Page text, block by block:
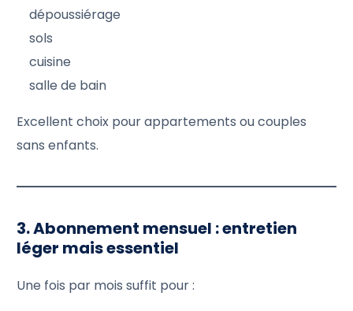
dépoussiérage
sols
cuisine
salle de bain
Excellent choix pour appartements ou couples
sans enfants.
3. Abonnement mensuel : entretien
léger mais essentiel
Une fois par mois suffit pour :